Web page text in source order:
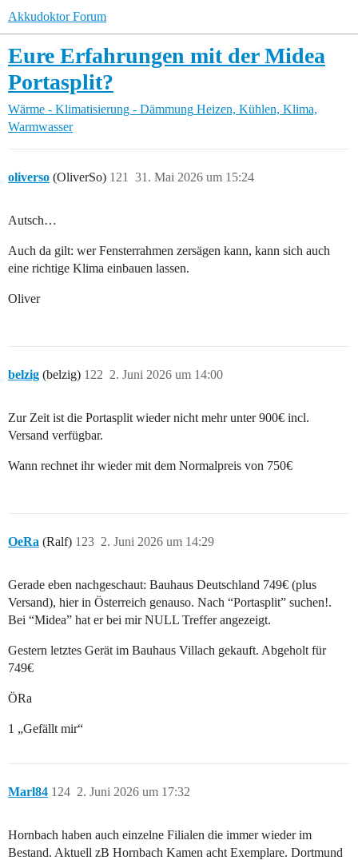
Akkudoktor Forum
Eure Erfahrungen mit der Midea
Portasplit?
Wärme - Klimatisierung - Dämmung Heizen, Kühlen, Klima,
Warmwasser
oliverso (OliverSo) 31. Mai 2026 um 15:24
121
Autsch…
Auch da gilt: wer Fensterrahmen zersägen kann, kann sich auch
eine richtige Klima einbauen lassen.
Oliver
belzig (belzig) 2. Juni 2026 um 14:00
122
Zur Zeit ist die Portasplit wieder nicht mehr unter 900€ incl.
Versand verfügbar.
Wann rechnet ihr wieder mit dem Normalpreis von 750€
OeRa (Ralf) 2. Juni 2026 um 14:29
123
Gerade eben nachgeschaut: Bauhaus Deutschland 749€ (plus
Versand), hier in Österreich genauso. Nach “Portasplit” suchen!.
Bei “Midea” hat er bei mir NULL Treffer angezeigt.
Gestern letztes Gerät im Bauhaus Villach gekauft. Abgeholt für
749€
ÖRa
1 „Gefällt mir“
Marl84 2. Juni 2026 um 17:32
124
Hornbach haben auch einzelne Filialen die immer wieder im
Bestand. Aktuell zB Hornbach Kamen acht Exemplare. Dortmund